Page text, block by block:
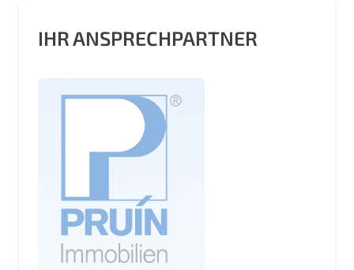
IHR ANSPRECHPARTNER